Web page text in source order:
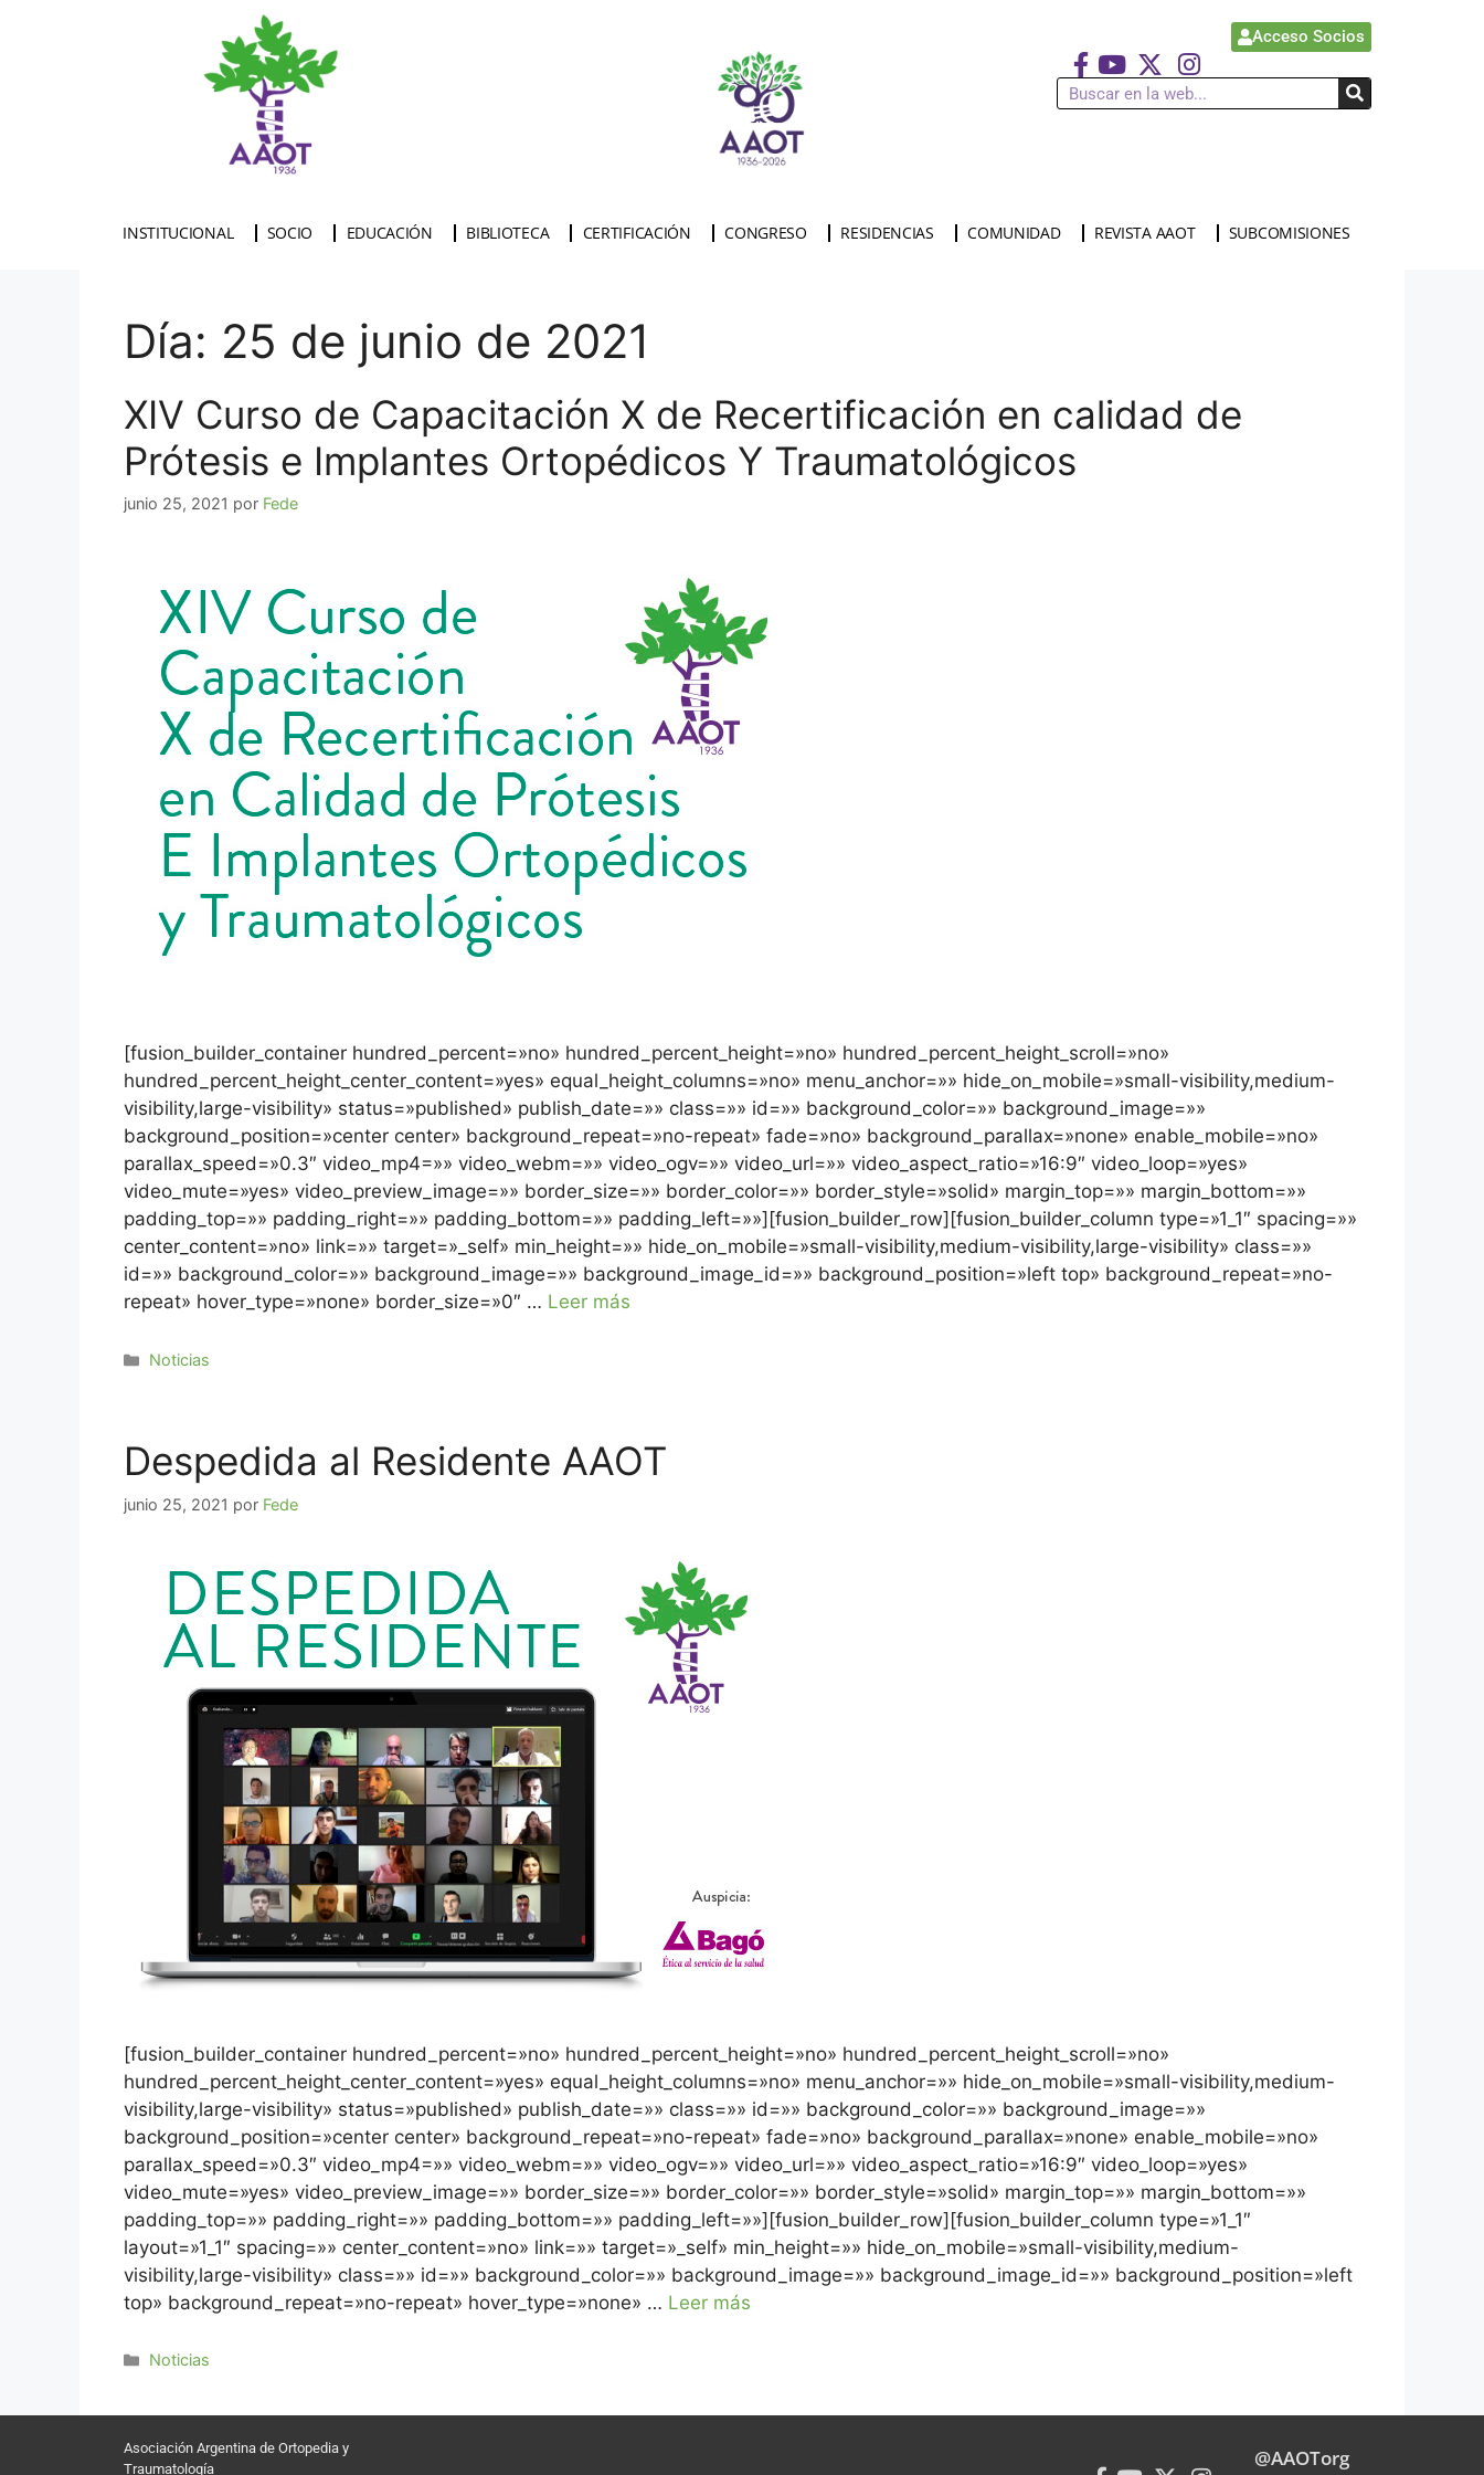
Acceso Socios
INSTITUCIONAL SOCIO EDUCACIÓN BIBLIOTECA CERTIFICACIÓN CONGRESO RESIDENCIAS COMUNIDAD REVISTA AAOT SUBCOMISIONES
Día: 25 de junio de 2021
XIV Curso de Capacitación X de Recertificación en calidad de
Prótesis e Implantes Ortopédicos Y Traumatológicos
junio 25, 2021 por Fede
[fusion_builder_container hundred_percent=»no» hundred_percent_height=»no» hundred_percent_height_scroll=»no»
hundred_percent_height_center_content=»yes» equal_height_columns=»no» menu_anchor=»» hide_on_mobile=»small-visibility,medium-
visibility,large-visibility» status=»published» publish_date=»» class=»» id=»» background_color=»» background_image=»»
background_position=»center center» background_repeat=»no-repeat» fade=»no» background_parallax=»none» enable_mobile=»no»
parallax_speed=»0.3″ video_mp4=»» video_webm=»» video_ogv=»» video_url=»» video_aspect_ratio=»16:9″ video_loop=»yes»
video_mute=»yes» video_preview_image=»» border_size=»» border_color=»» border_style=»solid» margin_top=»» margin_bottom=»»
padding_top=»» padding_right=»» padding_bottom=»» padding_left=»»][fusion_builder_row][fusion_builder_column type=»1_1″ spacing=»»
center_content=»no» link=»» target=»_self» min_height=»» hide_on_mobile=»small-visibility,medium-visibility,large-visibility» class=»»
id=»» background_color=»» background_image=»» background_image_id=»» background_position=»left top» background_repeat=»no-
repeat» hover_type=»none» border_size=»0″ … Leer más
Noticias
Despedida al Residente AAOT
junio 25, 2021 por Fede
[fusion_builder_container hundred_percent=»no» hundred_percent_height=»no» hundred_percent_height_scroll=»no»
hundred_percent_height_center_content=»yes» equal_height_columns=»no» menu_anchor=»» hide_on_mobile=»small-visibility,medium-
visibility,large-visibility» status=»published» publish_date=»» class=»» id=»» background_color=»» background_image=»»
background_position=»center center» background_repeat=»no-repeat» fade=»no» background_parallax=»none» enable_mobile=»no»
parallax_speed=»0.3″ video_mp4=»» video_webm=»» video_ogv=»» video_url=»» video_aspect_ratio=»16:9″ video_loop=»yes»
video_mute=»yes» video_preview_image=»» border_size=»» border_color=»» border_style=»solid» margin_top=»» margin_bottom=»»
padding_top=»» padding_right=»» padding_bottom=»» padding_left=»»][fusion_builder_row][fusion_builder_column type=»1_1″
layout=»1_1″ spacing=»» center_content=»no» link=»» target=»_self» min_height=»» hide_on_mobile=»small-visibility,medium-
visibility,large-visibility» class=»» id=»» background_color=»» background_image=»» background_image_id=»» background_position=»left
top» background_repeat=»no-repeat» hover_type=»none» … Leer más
Noticias
Asociación Argentina de Ortopedia y
Traumatología
@AAOTorg